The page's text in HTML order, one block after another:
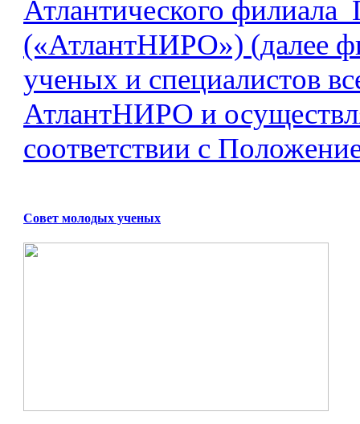
Атлантического
(«АтлантНИРО») (далее
ученых и специалистов
АтлантНИРО и
соответствии с
Совет молодых ученых